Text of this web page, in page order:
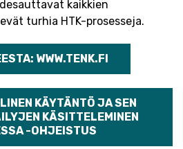
kaikkien
turhia HTK-prosesseja.
WWW.TENK.FI
KÄYTÄNTÖ JA SEN
KÄSITTELEMINEN
-OHJEISTUS